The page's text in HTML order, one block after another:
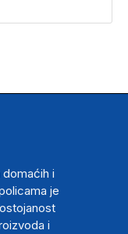
i
je
i